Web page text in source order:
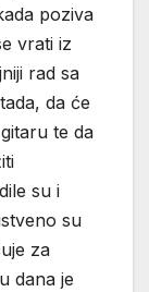
poziva
vrati iz
rad sa
da će
te da
su i
su
za
dana je